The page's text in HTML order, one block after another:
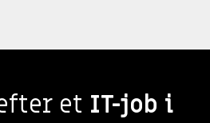
et IT-job i